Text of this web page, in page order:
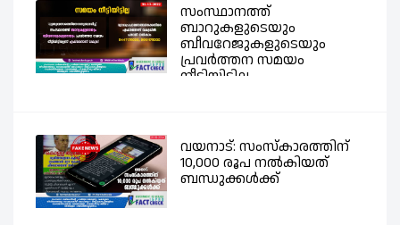
സംസ്ഥാനത്ത്
ബാറുകളുടെയും
ബീവറേജുകളുടെയും
പ്രവര്‍ത്തന സമയം
നീട്ടിയിട്ടില്ല -...
വയനാട്: സംസ്കാരത്തിന്
10,000 രൂപ നൽകിയത്
ബന്ധുക്കൾക്ക്